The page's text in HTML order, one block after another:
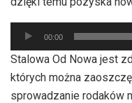
Odtwarzacz
plików
dźwiękowych
00:00
Stalowa Od Nowa jest
których można
sprowadzanie rodaków